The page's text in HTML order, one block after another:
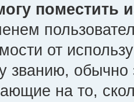
поместить
от
званию, обычно
на то,